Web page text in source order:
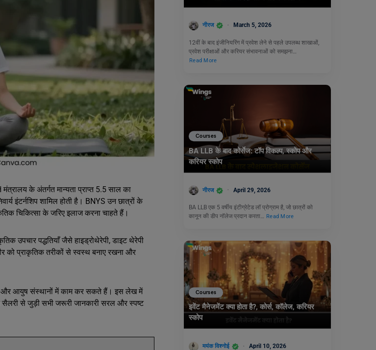
के अंतर्गत मान्यता प्राप्त 5.5 साल का
इंटर्नशिप शामिल होती है। BNYS उन छात्रों के
चिकित्सा के जरिए इलाज करना चाहते हैं।
उपचार पद्धतियाँ जैसे हाइड्रोथेरेपी, डाइट थेरेपी
को प्राकृतिक तरीकों से स्वस्थ बनाए रखना और
और आयुष संस्थानों में काम कर सकते हैं। इस लेख में
सैलरी से जुड़ी सभी जरूरी जानकारी सरल और स्पष्ट
नीरज March 5, 2026
12वीं के बाद इंजीनियरिंग में प्रवेश लेने से पहले उपलब्ध शाखाओं,
प्रवेश परीक्षाओं और करियर संभावनाओं को समझना…
Read More
Courses
BA LLB के बाद कोर्सेज: टॉप विकल्प, स्कोप और
करियर स्कोप
नीरज April 29, 2026
BA LLB एक 5 वर्षीय इंटीग्रेटेड लॉ प्रोग्राम है, जो छात्रों को
कानून की डीप नॉलेज प्रदान करता… Read More
Courses
इवेंट मैनेजमेंट क्या होता है?, कोर्स, कॉलेज, करियर
स्कोप
मयंक विश्नोई April 10, 2026